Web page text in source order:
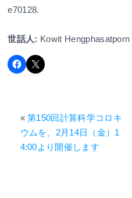
e70128.
世話人: Kowit Hengphasatporn
«第150回計算科学コロキ
ウムを、2月14日（金）1
4:00より開催します